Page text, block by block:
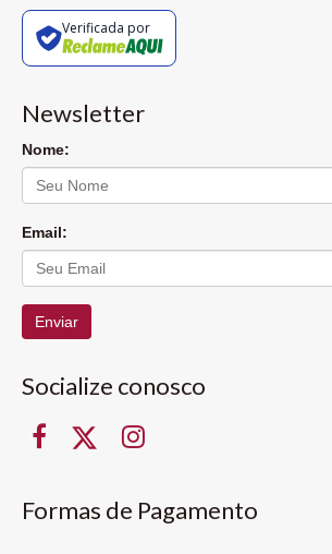
Verificada por
Newsletter
Nome:
Email:
Enviar
Socialize conosco
Formas de Pagamento